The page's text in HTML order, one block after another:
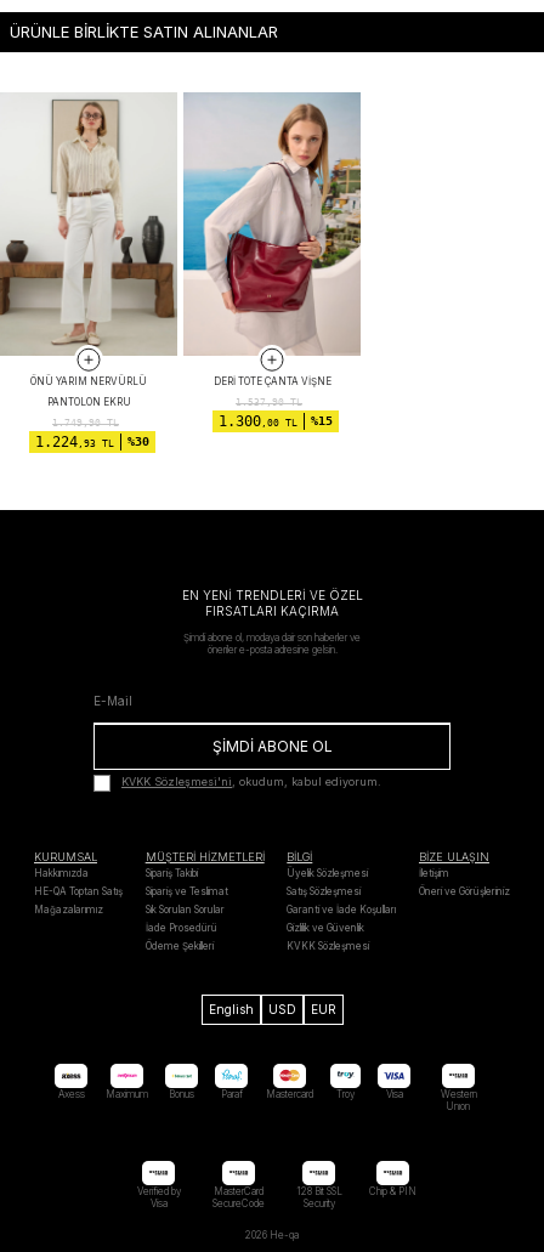
ÜRÜNLE BİRLİKTE SATIN ALINANLAR
ÖNÜ YARIM NERVÜRLÜ
PANTOLON EKRU
1.749,90TL
1.224,93 TL %30
DERI TOTE ÇANTA VIŞNE
1.537,90TL
1.300,00 TL %15
EN YENİ TRENDLERİ VE ÖZEL
FIRSATLARI KAÇIRMA
Şimdi abone ol, modaya dair son haberler ve
öneriler e-posta adresine gelsin.
ŞİMDİ ABONE OL
KVKK Sözleşmesi'ni, okudum, kabul ediyorum.
KURUMSAL
Hakkımızda
HE-QA Toptan Satış
Mağazalarımız
MÜŞTERİ HİZMETLERİ
Sipariş Takibi
Sipariş ve Teslimat
Sık Sorulan Sorular
İade Prosedürü
Ödeme Şekilleri
BİLGİ
Üyelik Sözleşmesi
Satış Sözleşmesi
Garanti ve İade Koşulları
Gizlilik ve Güvenlik
KVKK Sözleşmesi
BİZE ULAŞIN
İletişim
Öneri ve Görüşleriniz
English USD EUR
Axess Maximum Bonus Paraf Mastercard Troy Visa
Western
Unıon
Verified by
Visa
MasterCard
SecureCode
128 Bit SSL
Security
Chip & PIN
2026 He-qa